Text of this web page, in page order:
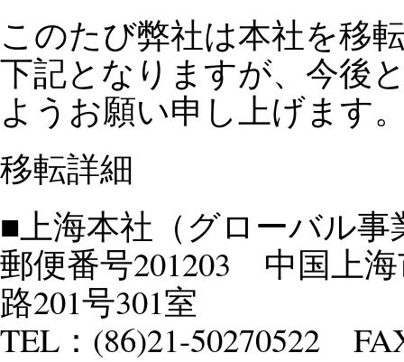
このたび弊社は本社を移
下記となりますが、今後
ようお願い申し上げます
移転詳細
■上海本社（グローバル事
郵便番号201203 中国上
路201号301室
TEL：(86)21-50270522